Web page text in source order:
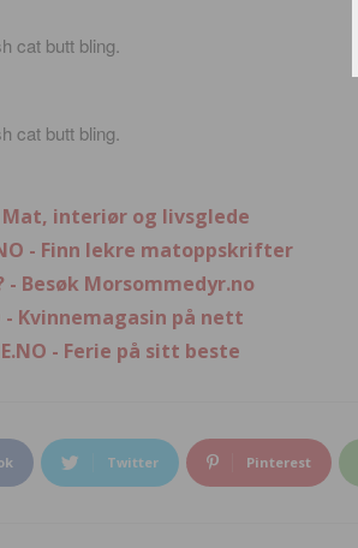
Mat, interiør og livsglede
- Finn lekre matoppskrifter
- Besøk Morsommedyr.no
- Kvinnemagasin på nett
- Ferie på sitt beste
Twitter Pinterest